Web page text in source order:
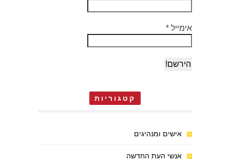
אימייל *
קטגוריות
אישים ומנהיגים
אנשי העת החדשה